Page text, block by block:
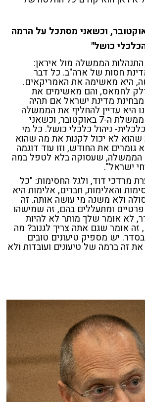
ממשלת ה-7 באוקטובר, וכשאני מסתכל על הרמה
כושל"
התנהלות הממשלה מול איראן:
חסות של ארה"ב. כל דבר
היא מאשימה את האמריקאים.
לחמאס, והם מאשימים את
מדינת ישראל אם תהיה
היא עדיין להחליף את הממשלה
כמה שיותר מהר. זו ממשלת ה-7 באוקטובר, וכשאני
ניהול כלכלי כושל. כל מי
שהוא לא יכול לקנות את מה שהוא
גומרים את החודש, וזו עוד דוגמה
הממשלה, שעסוקה בלא לטפל במה
ישראל".
מרדכי דוד, ולגל החסימות: "כל
והאלימות, חברים, אלימות היא
ולא משנה מי עושה אותה. זה
ומתעללים בהם, זה שמישהו
לא אומר שלך מותר לא להיות
זה אומר שגם אתה צריך לגנוב? מה
יש מספיק טיעונים טובים
את זה ברמה של טיעונים ועובדות ולא